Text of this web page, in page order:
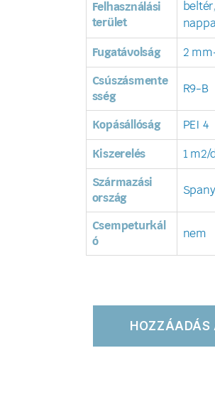
Felhasználási
terület
beltér,
Fugatávolság 2
Csúszásmente
sség
R9-B
Kopásállóság PEI 4
Kiszerelés 1 m2/
Származási
ország
Csempeturkál
ó
nem
HOZZÁADÁS